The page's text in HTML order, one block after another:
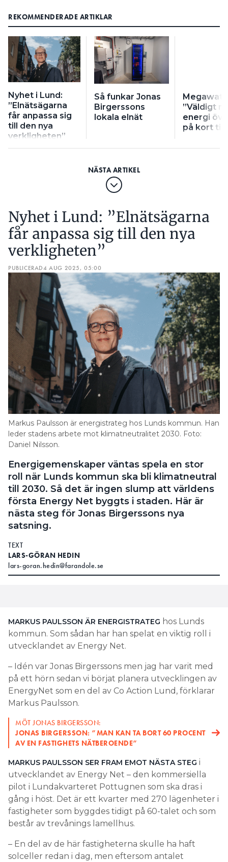
REKOMMENDERADE ARTIKLAR
Nyhet i Lund:
”Elnätsägarna
får anpassa sig
till den nya
verkligheten”
Så funkar Jonas
Birgerssons
lokala elnät
”Väldigt
energi
på kort
Nyhet i Lund: ”Elnätsägarna
får anpassa sig till den nya
verkligheten”
PUBLICERAD4 AUG 2025, 05:00
Markus Paulsson är energistrateg hos Lunds kommun. Han
leder stadens arbete mot klimatneutralitet 2030. Foto:
Daniel Nilsson.
Energigemenskaper väntas spela en stor
roll när Lunds kommun ska bli klimatneutral
till 2030. Så det är ingen slump att världens
första Energy Net byggts i staden. Här är
nästa steg för Jonas Birgerssons nya
satsning.
TEXT
LARS-GÖRAN HEDIN
lars-goran.hedin@farandole.se
MARKUS PAULSSON ÄR ENERGISTRATEG hos Lunds
kommun. Som sådan har han spelat en viktig roll i
utvecklandet av Energy Net.
– Idén var Jonas Birgerssons men jag har varit med
på ett hörn sedan vi börjat planera utvecklingen av
EnergyNet som en del av Co Action Lund, förklarar
Markus Paulsson.
MÖT JONAS BIRGERSSON:
JONAS BIRGERSSON: ”MAN KAN TA BORT 60 PROCENT
AV EN FASTIGHETS NÄTBEROENDE”
MARKUS PAULSSON SER FRAM EMOT NÄSTA STEG i
utvecklandet av Energy Net – den kommersiella
pilot i Lundakvarteret Pottugnen som ska dras i
gång i höst. Det är ett kvarter med 270 lägenheter i
fastigheter som byggdes tidigt på 60-talet och som
består av trevånings lamellhus.
– En del av de här fastigheterna skulle ha haft
solceller redan i dag, men eftersom antalet